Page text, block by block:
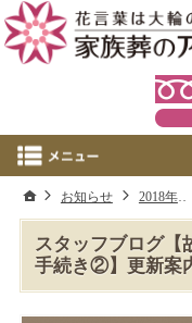
スタッフブログ【
手続き②】更新案
ホーム
お知らせ 2018年